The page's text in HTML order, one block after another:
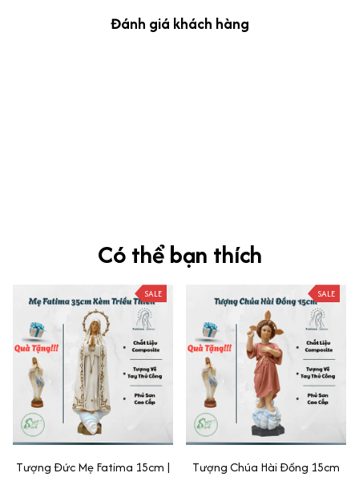
Đánh giá khách hàng
Có thể bạn thích
SALE
Tượng Đức Mẹ Fatima 15cm |
SALE
Tượng Chúa Hài Đồng 15cm